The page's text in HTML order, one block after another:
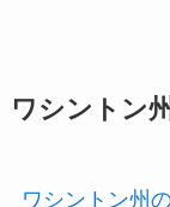
ワシントン
ワシントン州